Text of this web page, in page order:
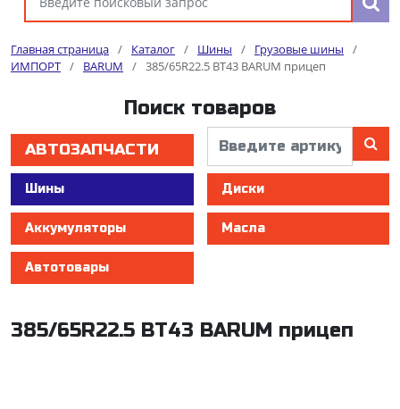
Главная страница / Каталог / Шины / Грузовые шины
/
ИМПОРТ / BARUM / 385/65R22.5 BT43 BARUM прицеп
Поиск товаров
АВТОЗАПЧАСТИ
Шины Диски
Аккумуляторы Масла
Автотовары
385/65R22.5 BT43 BARUM прицеп